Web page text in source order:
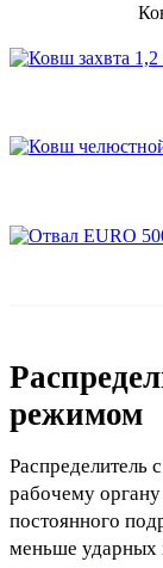
режимом
рабочему
постоянного
меньше ударных